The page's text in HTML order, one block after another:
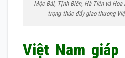
Mộc Bài, Tịnh Biên, Hà Tiên và
trọng thúc đẩy giao thương
Việt Nam giáp